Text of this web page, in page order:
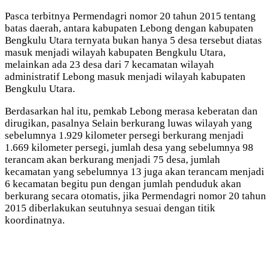
Pasca terbitnya Permendagri nomor 20 tahun 2015 tentang
batas daerah, antara kabupaten Lebong dengan kabupaten
Bengkulu Utara ternyata bukan hanya 5 desa tersebut diatas
masuk menjadi wilayah kabupaten Bengkulu Utara,
melainkan ada 23 desa dari 7 kecamatan wilayah
administratif Lebong masuk menjadi wilayah kabupaten
Bengkulu Utara.
Berdasarkan hal itu, pemkab Lebong merasa keberatan dan
dirugikan, pasalnya Selain berkurang luwas wilayah yang
sebelumnya 1.929 kilometer persegi berkurang menjadi
1.669 kilometer persegi, jumlah desa yang sebelumnya 98
terancam akan berkurang menjadi 75 desa, jumlah
kecamatan yang sebelumnya 13 juga akan terancam menjadi
6 kecamatan begitu pun dengan jumlah penduduk akan
berkurang secara otomatis, jika Permendagri nomor 20 tahun
2015 diberlakukan seutuhnya sesuai dengan titik
koordinatnya.